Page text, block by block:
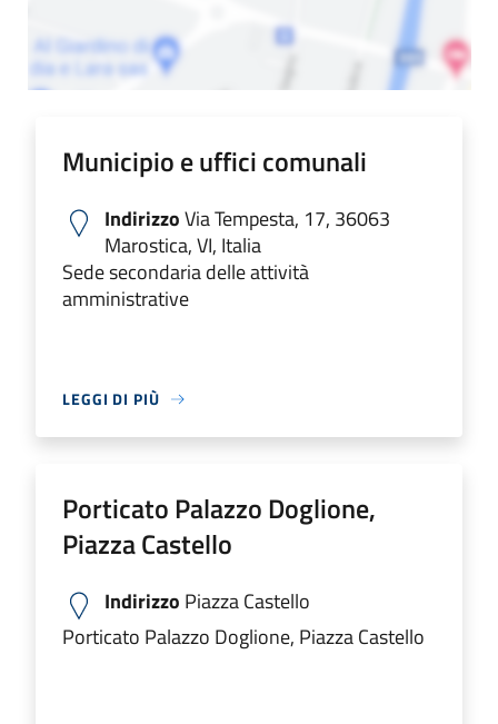
Municipio e uffici comunali
IndirizzoVia Tempesta, 17, 36063
Marostica, VI, Italia
Sede secondaria delle attività
amministrative
LEGGI DI PIÙ
Porticato Palazzo Doglione,
Piazza Castello
Indirizzo Piazza Castello
Porticato Palazzo Doglione, Piazza Castello